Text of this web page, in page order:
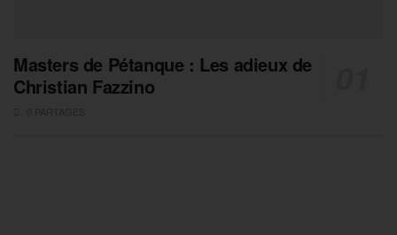
Masters de Pétanque : Les adieux de
Christian Fazzino